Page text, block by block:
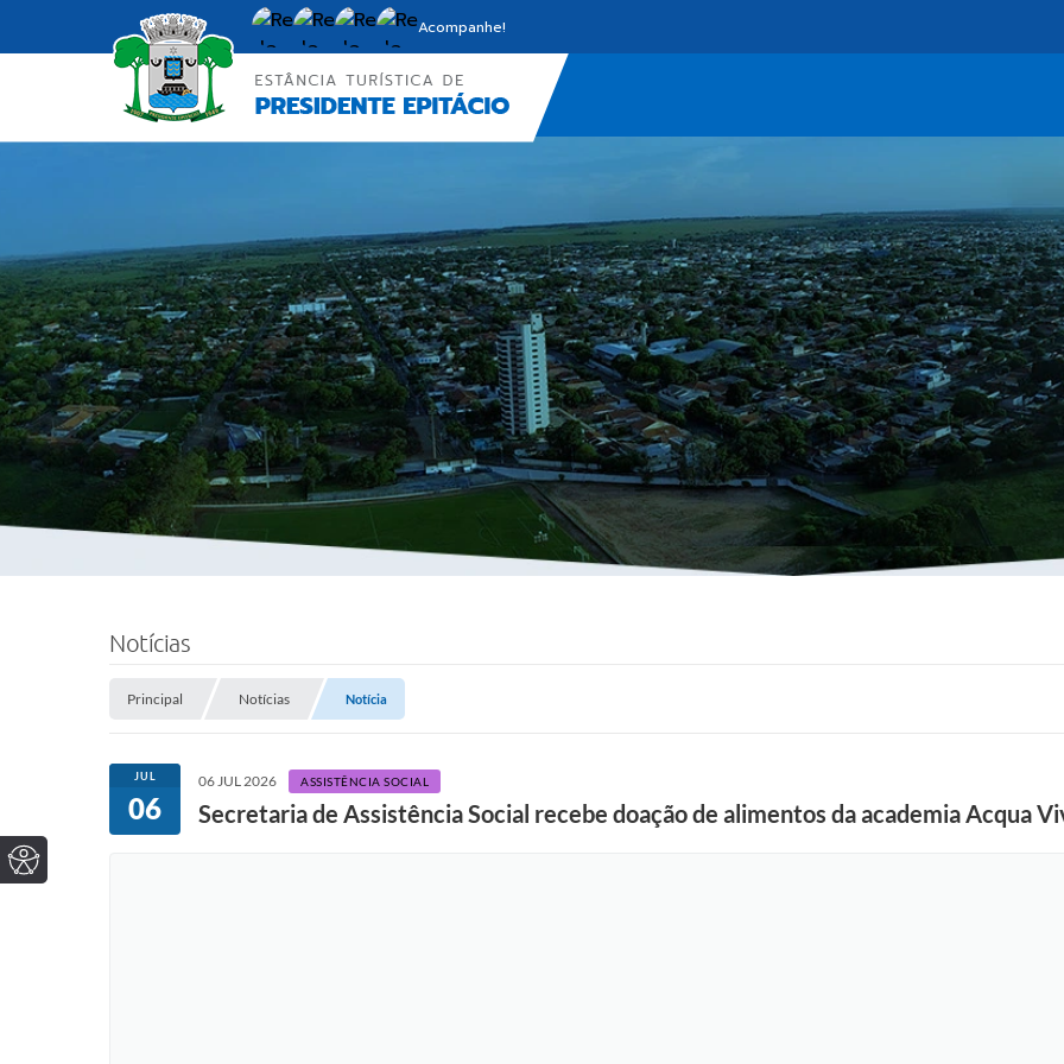
Acompanhe!
Notícias
Principal Notícias Notícia
JUL
06
06 JUL 2026 ASSISTÊNCIA SOCIAL
Secretaria de Assistência Social recebe doação de alimentos da academia Acqua